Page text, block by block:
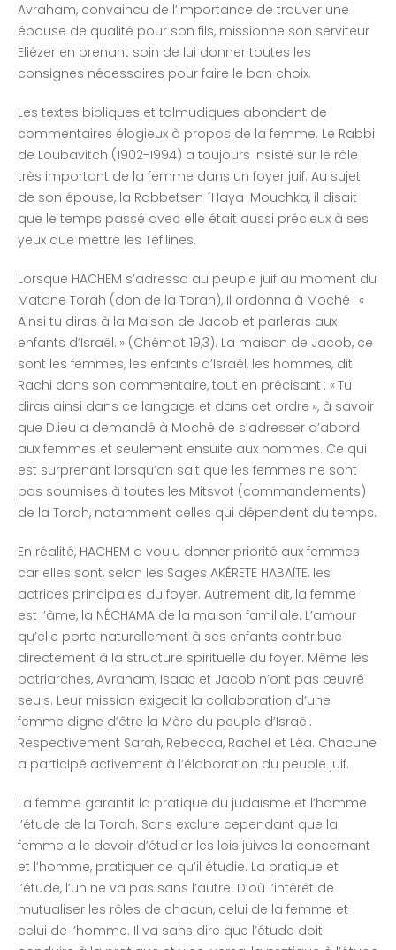
Avraham, convaincu de l’importance de trouver une
épouse de qualité pour son fils, missionne son serviteur
Eliézer en prenant soin de lui donner toutes les
consignes nécessaires pour faire le bon choix.
Les textes bibliques et talmudiques abondent de
commentaires élogieux à propos de la femme. Le Rabbi
de Loubavitch (1902-1994) a toujours insisté sur le rôle
très important de la femme dans un foyer juif. Au sujet
de son épouse, la Rabbetsen ´Haya-Mouchka, il disait
que le temps passé avec elle était aussi précieux à ses
yeux que mettre les Téfilines.
Lorsque HACHEM s’adressa au peuple juif au moment du
Matane Torah (don de la Torah), Il ordonna à Moché : «
Ainsi tu diras à la Maison de Jacob et parleras aux
enfants d’Israël. » (Chémot 19,3). La maison de Jacob, ce
sont les femmes, les enfants d’Israël, les hommes, dit
Rachi dans son commentaire, tout en précisant : « Tu
diras ainsi dans ce langage et dans cet ordre », à savoir
que D.ieu a demandé à Moché de s’adresser d’abord
aux femmes et seulement ensuite aux hommes. Ce qui
est surprenant lorsqu’on sait que les femmes ne sont
pas soumises à toutes les Mitsvot (commandements)
de la Torah, notamment celles qui dépendent du temps.
En réalité, HACHEM a voulu donner priorité aux femmes
car elles sont, selon les Sages AKÉRETE HABAÏTE, les
actrices principales du foyer. Autrement dit, la femme
est l’âme, la NÉCHAMA de la maison familiale. L’amour
qu’elle porte naturellement à ses enfants contribue
directement à la structure spirituelle du foyer. Même les
patriarches, Avraham, Isaac et Jacob n’ont pas œuvré
seuls. Leur mission exigeait la collaboration d’une
femme digne d’être la Mère du peuple d’Israël.
Respectivement Sarah, Rebecca, Rachel et Léa. Chacune
a participé activement à l’élaboration du peuple juif.
La femme garantit la pratique du judaïsme et l’homme
l’étude de la Torah. Sans exclure cependant que la
femme a le devoir d’étudier les lois juives la concernant
et l’homme, pratiquer ce qu’il étudie. La pratique et
l’étude, l’un ne va pas sans l’autre. D’où l’intérêt de
mutualiser les rôles de chacun, celui de la femme et
celui de l’homme. Il va sans dire que l’étude doit